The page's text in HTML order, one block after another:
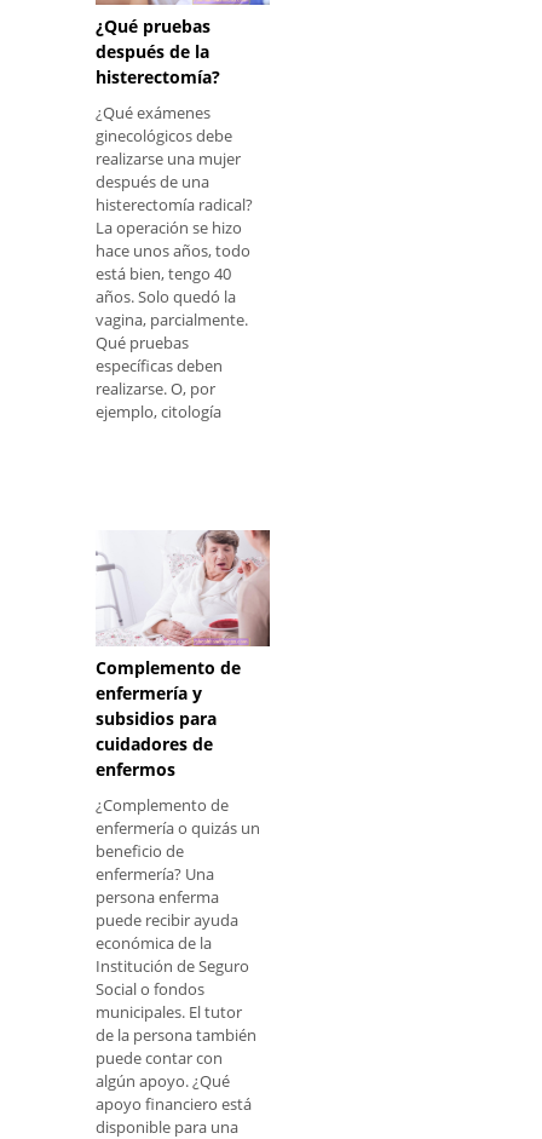
¿Qué pruebas
después de la
histerectomía?
¿Qué exámenes
ginecológicos debe
realizarse una mujer
después de una
histerectomía radical?
La operación se hizo
hace unos años, todo
está bien, tengo 40
años. Solo quedó la
vagina, parcialmente.
Qué pruebas
específicas deben
realizarse. O, por
ejemplo, citología
Complemento de
enfermería y
subsidios para
cuidadores de
enfermos
¿Complemento de
enfermería o quizás un
beneficio de
enfermería? Una
persona enferma
puede recibir ayuda
económica de la
Institución de Seguro
Social o fondos
municipales. El tutor
de la persona también
puede contar con
algún apoyo. ¿Qué
apoyo financiero está
disponible para una